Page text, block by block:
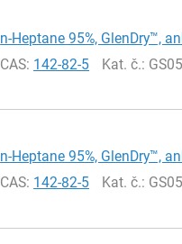
n-Heptane 95%, GlenDry™,
CAS: 142-82-5 Kat. č.:
n-Heptane 95%, GlenDry™,
CAS: 142-82-5 Kat. č.: